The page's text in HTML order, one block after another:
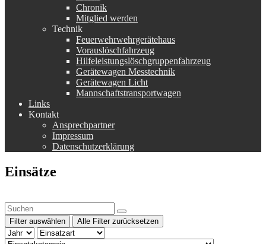
Chronik
Mitglied werden
Technik
Feuerwehrwehrgerätehaus
Vorauslöschfahrzeug
Hilfeleistungslöschgruppenfahrzeug
Gerätewagen Messtechnik
Gerätewagen Licht
Mannschaftstransportwagen
Links
Kontakt
Ansprechpartner
Impressum
Datenschutzerklärung
Einsätze
Filter auswählen Alle Filter zurücksetzen